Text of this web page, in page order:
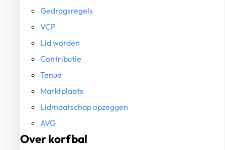
Gedragsregels
VCP
Lid worden
Contributie
Tenue
Marktplaats
Lidmaatschap opzeggen
AVG
Over korfbal